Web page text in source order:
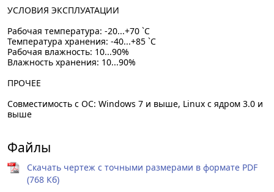
УСЛОВИЯ ЭКСПЛУАТАЦИИ
Рабочая температура: -20...+70 `C
Температура хранения: -40...+85 `C
Рабочая влажность: 10...90%
Влажность хранения: 10...90%
ПРОЧЕЕ
Совместимость с OC: Windows 7 и выше, Linux с ядром 3.0 и
выше
Файлы
Скачать чертеж с точными размерами в формате PDF
(768 Кб)